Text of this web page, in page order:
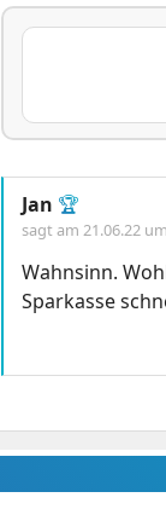
Jan 🏆
sagt am 21.06.22
Wahnsinn.
Sparkasse